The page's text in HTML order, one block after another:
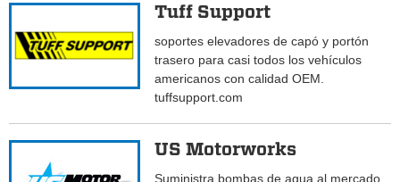
Tuff Support
soportes elevadores de capó y portón
trasero para casi todos los vehículos
americanos con calidad OEM.
tuffsupport.com
US Motorworks
Suministra bombas de agua al mercado